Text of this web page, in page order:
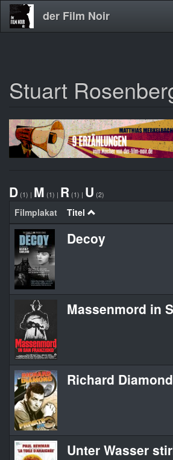
Direkt
zum
der Film Noir
Stuart
D (1) | M (1) | R (1) | U (2)
Filmplakat Titel
Decoy
Massenmord in
Richard
Unter Wasser